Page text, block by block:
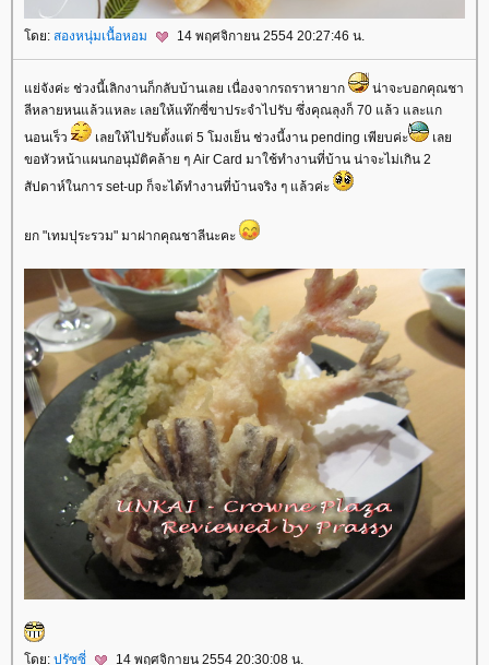
ดย: สองหนุ่มเนื้อหอม 14 พฤศจิกายน 2554 20:27:46 น.
่จังค่ะ ช่วงนี้เลิกงานก็กลับบ้านเลย เนื่องจากรถราหายาก
น่าจะบอกคุณชา
ลีหลายหนแล้วแหละ เลยให้แท๊กซี่ขาประจำไปรับ ซึ่งคุณลุงก็ 70 แล้ว และแก
นอนเร็ว
เลยให้ไปรับตั้งแต่ 5 โมงเย็น ช่วงนี้งาน pending เพียบค่ะ
เล
ขอหัวหน้าแผนกอนุมัติคล้าย ๆ Air Card มาใช้ทำงานที่บ้าน น่าจะไม่เกิน 2
สัปดาห์ในการ set-up ก็จะได้ทำงานที่บ้านจริง ๆ แล้วค่ะ
ก "เทมปุระรวม" มาฝากคุณชาลีนะคะ
ดย: ปรัซซี่ 14 พฤศจิกายน 2554 20:30:08 น.